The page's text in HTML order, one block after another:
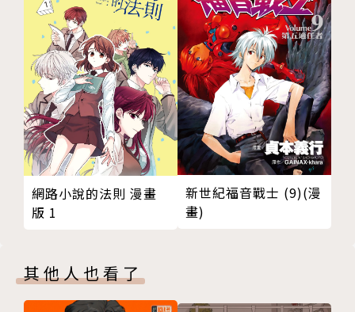
網路小說的法則 漫畫
版 1
新世紀福音戰士 (9)(漫
畫)
其他人也看了